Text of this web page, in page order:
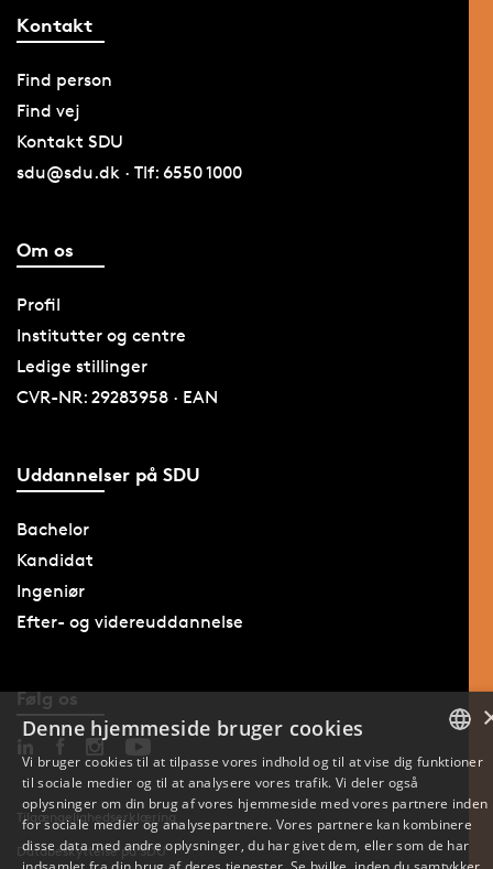
Kontakt
Find person
Find vej
Kontakt SDU
sdu@sdu.dk · Tlf: 6550 1000
Om os
Profil
Institutter og centre
Ledige stillinger
CVR-NR: 29283958 · EAN
Uddannelser på SDU
Bachelor
Kandidat
Ingeniør
Efter- og videreuddannelse
Følg os
Tilgængelighedserklæring
Databeskyttelse på SDU
ENGLISH
Denne hjemmeside bruger cookies
Vi bruger cookies til at tilpasse vores indhold og til at vise dig funktioner
til sociale medier og til at analysere vores trafik. Vi deler også
oplysninger om din brug af vores hjemmeside med vores partnere inden
for sociale medier og analysepartnere. Vores partnere kan kombinere
disse data med andre oplysninger, du har givet dem, eller som de har